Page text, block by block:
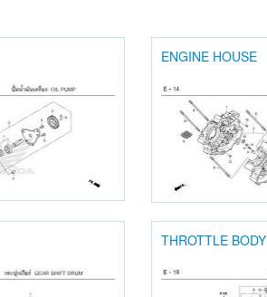
ENGINE HOUSE
THROTTLE BODY